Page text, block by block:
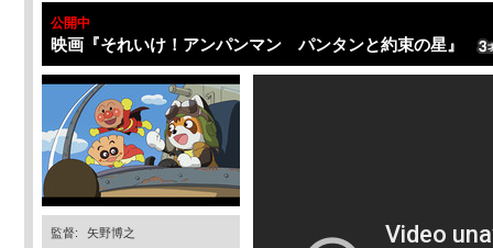
公開中
映画『それいけ！アンパンマン パンタンと約束の星』
監督:
矢野博之